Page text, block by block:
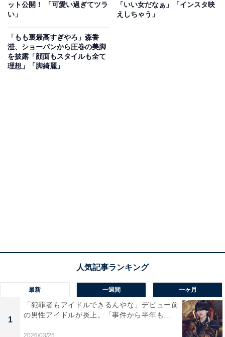
ット公開！ 「可愛い過ぎてツラ
い」
「いい女だなぁ」「インスタ映
えしちゃう」
「もも裏最高すぎやろ」森香
澄、ショーパンから圧巻の美脚
を披露「顔面もスタイルも全て
理想」「脚綺麗」
最新 一週間 一ヶ月
1
「犯罪者もアイドルできるんやな」デビュー前
の男性アイドルが炎上。「事件から半年も...